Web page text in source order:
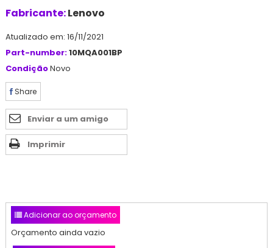
Fabricante:Lenovo
Atualizado em: 16/11/2021
Part-number:10MQA001BP
CondiçãoNovo
Share
Enviar a um amigo
Imprimir
Adicionar ao orçamento
Orçamento ainda vazio